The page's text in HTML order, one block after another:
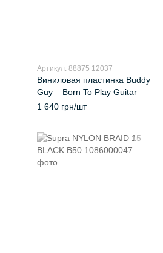
Артикул: 88875 12037
Виниловая пластинка Buddy
Guy – Born To Play Guitar
1 640 грн/шт